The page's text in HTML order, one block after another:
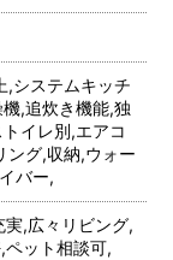
,システムキッチ
,追炊き機能,独
イレ別,エアコ
ング,収納,ウォー
バー,
,広々リビング,
ペット相談可,